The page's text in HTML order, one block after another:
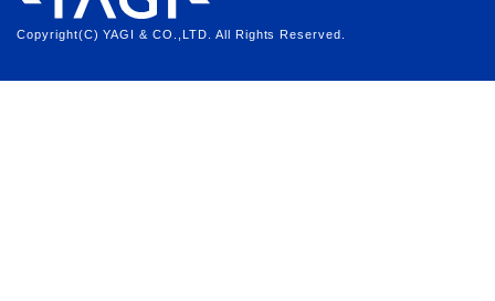
Copyright(C) YAGI & CO.,LTD. All Rights Reserved.